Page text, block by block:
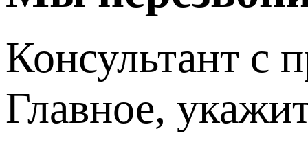
Консультант с
Главное,